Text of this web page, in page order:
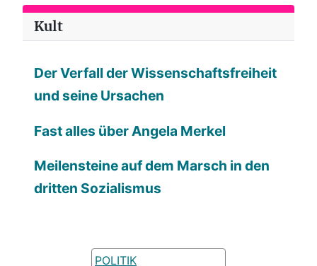
Kult
Der Verfall der Wissenschaftsfreiheit
und seine Ursachen
Fast alles über Angela Merkel
Meilensteine auf dem Marsch in den
dritten Sozialismus
POLITIK